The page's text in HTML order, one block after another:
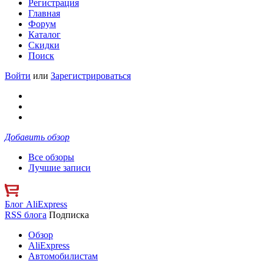
Регистрация
Главная
Форум
Каталог
Скидки
Поиск
Войти или Зарегистрироваться
Добавить обзор
Все обзоры
Лучшие записи
Блог AliExpress
RSS блога Подписка
Обзор
AliExpress
Автомобилистам